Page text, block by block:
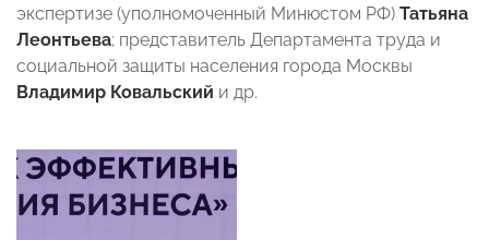
экспертизе (уполномоченный Минюстом РФ) Татьяна
Леонтьева; представитель Департамента труда и
социальной защиты населения города Москвы
Владимир Ковальский и др.